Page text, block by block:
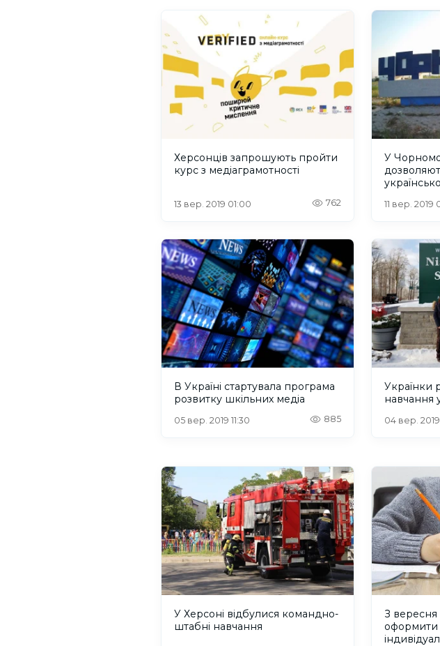
Херсонців запрошують пройти
курс з медіаграмотності
13 вер. 2019 01:00 762
У
11 вер. 2019
В Україні стартувала програма
розвитку шкільних медіа
05 вер. 2019 11:30 885
Українки
04 вер.
У Херсоні відбулися командно-
штабні навчання
З вересня
оформити